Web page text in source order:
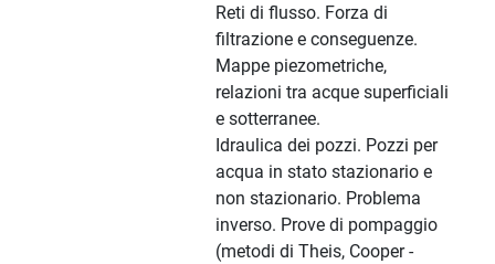
Reti di flusso. Forza di
filtrazione e conseguenze.
Mappe piezometriche,
relazioni tra acque superficiali
e sotterranee.
Idraulica dei pozzi. Pozzi per
acqua in stato stazionario e
non stazionario. Problema
inverso. Prove di pompaggio
(metodi di Theis, Cooper -